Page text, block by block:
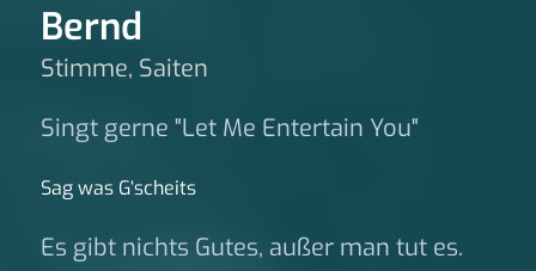
Bernd
Stimme, Saiten
Singt gerne "Let Me Entertain You"
Sag was G‘scheits
Es gibt nichts Gutes, außer man tut es.